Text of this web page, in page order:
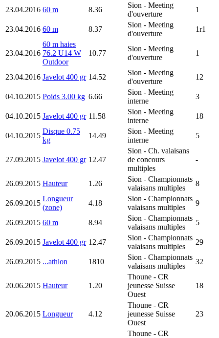
23.04.2016 60 m 8.36
Sion - Meeting
d'ouverture
1
23.04.2016 60 m 8.37
Sion - Meeting
d'ouverture
1r1
23.04.2016
60 m haies
76.2 U14 W
Outdoor
10.77
Sion - Meeting
d'ouverture
1
23.04.2016 Javelot 400 gr 14.52
Sion - Meeting
d'ouverture
12
04.10.2015 Poids 3.00 kg 6.66
Sion - Meeting
interne
3
04.10.2015 Javelot 400 gr 11.58
Sion - Meeting
interne
18
04.10.2015
Disque 0.75
kg
14.49
Sion - Meeting
interne
5
27.09.2015 Javelot 400 gr 12.47
Sion - Ch. valaisans
de concours
multiples
-
26.09.2015 Hauteur 1.26
Sion - Championnats
valaisans multiples
8
26.09.2015
Longueur
(zone)
4.18
Sion - Championnats
valaisans multiples
9
26.09.2015 60 m 8.94
Sion - Championnats
valaisans multiples
5
26.09.2015 Javelot 400 gr 12.47
Sion - Championnats
valaisans multiples
29
26.09.2015 ...athlon 1810
Sion - Championnats
valaisans multiples
32
20.06.2015 Hauteur 1.20
Thoune - CR
jeunesse Suisse
Ouest
18
20.06.2015 Longueur 4.12
Thoune - CR
jeunesse Suisse
Ouest
23
Thoune - CR